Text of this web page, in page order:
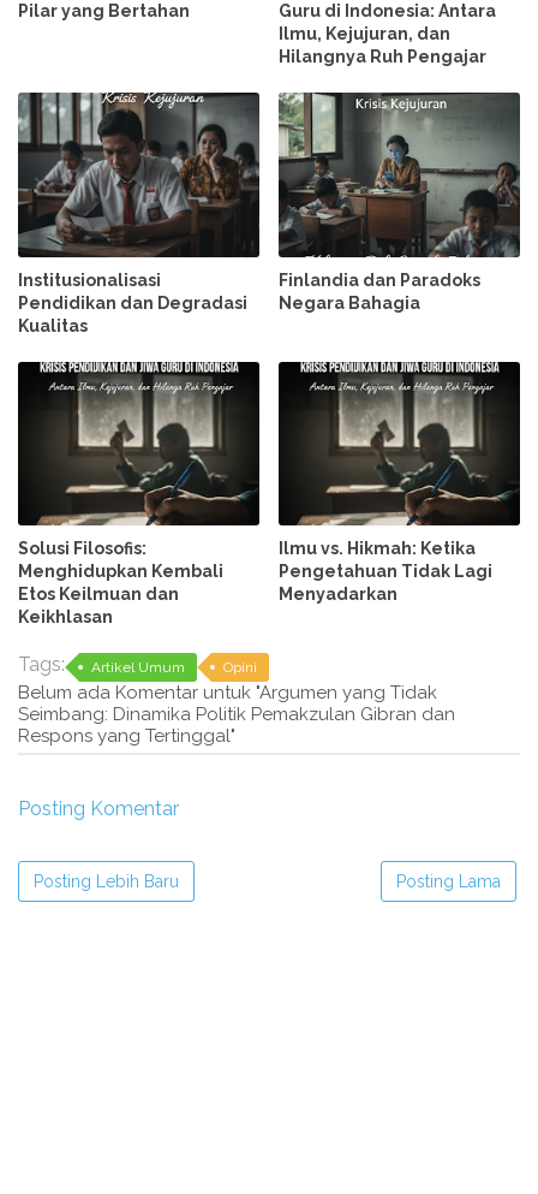
Pilar yang Bertahan
Guru di Indonesia: Antara
Ilmu, Kejujuran, dan
Hilangnya Ruh Pengajar
Institusionalisasi
Pendidikan dan Degradasi
Kualitas
Finlandia dan Paradoks
Negara Bahagia
Solusi Filosofis:
Menghidupkan Kembali
Etos Keilmuan dan
Keikhlasan
Ilmu vs. Hikmah: Ketika
Pengetahuan Tidak Lagi
Menyadarkan
Tags: Artikel Umum Opini
Belum ada Komentar untuk "Argumen yang Tidak
Seimbang: Dinamika Politik Pemakzulan Gibran dan
Respons yang Tertinggal"
Posting Komentar
Posting Lebih Baru Posting Lama